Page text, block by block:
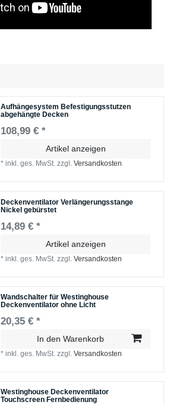
Aufhängesystem Befestigungsstutzen
abgehängte Decken
108,99 € *
Artikel anzeigen
*inkl. ges. MwSt. zzgl.Versandkosten
Deckenventilator Verlängerungsstange
Nickel gebürstet
14,89 € *
Artikel anzeigen
*inkl. ges. MwSt. zzgl.Versandkosten
Wandschalter für Westinghouse
Deckenventilator ohne Licht
20,35 € *
In den Warenkorb
*inkl. ges. MwSt. zzgl.Versandkosten
Westinghouse Deckenventilator
Touchscreen Fernbedienung